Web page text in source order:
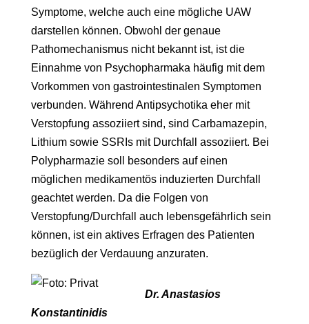
Symptome, welche auch eine mögliche UAW
darstellen können. Obwohl der genaue
Pathomechanismus nicht bekannt ist, ist die
Einnahme von Psychopharmaka häufig mit dem
Vorkommen von gastrointestinalen Symptomen
verbunden. Während Antipsychotika eher mit
Verstopfung assoziiert sind, sind Carbamazepin,
Lithium sowie SSRIs mit Durchfall assoziiert. Bei
Polypharmazie soll besonders auf einen
möglichen medikamentös induzierten Durchfall
geachtet werden. Da die Folgen von
Verstopfung/Durchfall auch lebensgefährlich sein
können, ist ein aktives Erfragen des Patienten
bezüglich der Verdauung anzuraten.
Dr. Anastasios
Konstantinidis